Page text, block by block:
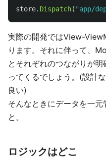
store. Dispatch( "app/
実際の開発ではView-
ります。それに伴って、
とそれぞれのつながりが
ってくるでしょう。(設計
良い)
そんなときにデータを一
と。
ロジックはどこ